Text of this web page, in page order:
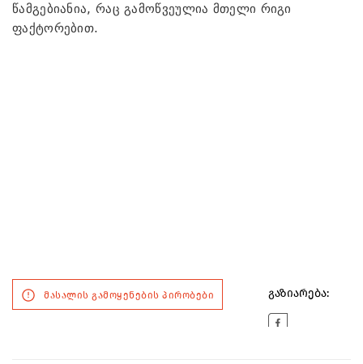
წამგებიანია, რაც გამოწვეულია მთელი რიგი
ფაქტორებით.
მასალის გამოყენების პირობები გაზიარება: